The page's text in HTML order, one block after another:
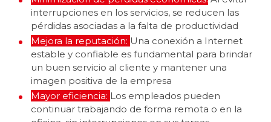
interrupciones en los servicios, se reducen las
pérdidas asociadas a la falta de productividad
Mejora la reputación: Una conexión a Internet
estable y confiable es fundamental para brindar
un buen servicio al cliente y mantener una
imagen positiva de la empresa
Mayor eficiencia: Los empleados pueden
continuar trabajando de forma remota o en la